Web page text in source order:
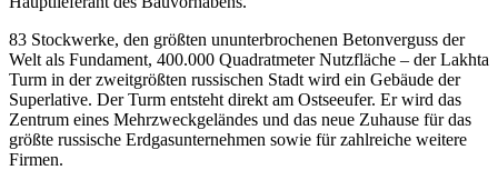
83 Stockwerke, den größten ununterbrochenen Betonverguss der
Welt als Fundament, 400.000 Quadratmeter Nutzfläche – der Lakhta
Turm in der zweitgrößten russischen Stadt wird ein Gebäude der
Superlative. Der Turm entsteht direkt am Ostseeufer. Er wird das
Zentrum eines Mehrzweckgeländes und das neue Zuhause für das
größte russische Erdgasunternehmen sowie für zahlreiche weitere
Firmen.